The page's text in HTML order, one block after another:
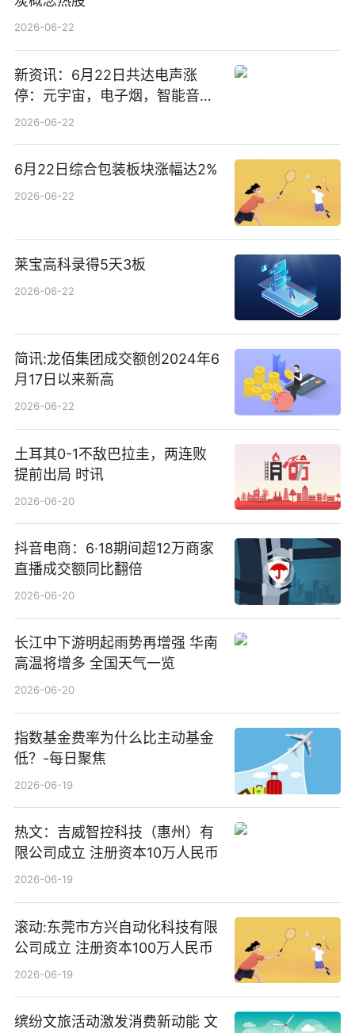
2026-06-22
新资讯：6月22日共达电声涨
停：元宇宙，电子烟，智能音箱
概念热股
2026-06-22
6月22日综合包装板块涨幅达2%
2026-06-22
莱宝高科录得5天3板
2026-06-22
简讯:龙佰集团成交额创2024年6
月17日以来新高
2026-06-22
土耳其0-1不敌巴拉圭，两连败
提前出局 时讯
2026-06-20
抖音电商：6·18期间超12万商家
直播成交额同比翻倍
2026-06-20
长江中下游明起雨势再增强 华南
高温将增多 全国天气一览
2026-06-20
指数基金费率为什么比主动基金
低？-每日聚焦
2026-06-19
热文：吉威智控科技（惠州）有
限公司成立 注册资本10万人民币
2026-06-19
滚动:东莞市方兴自动化科技有限
公司成立 注册资本100万人民币
2026-06-19
缤纷文旅活动激发消费新动能 文